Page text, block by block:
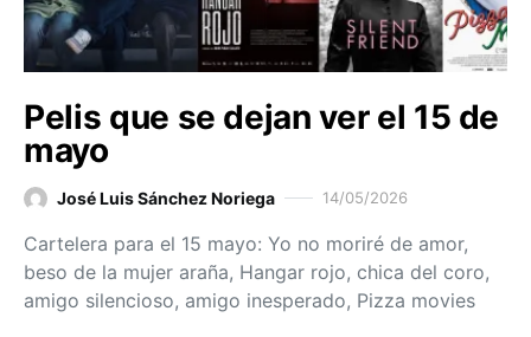
Pelis que se dejan ver el 15 de
mayo
José Luis Sánchez Noriega 14/05/2026
Cartelera para el 15 mayo: Yo no moriré de amor,
beso de la mujer araña, Hangar rojo, chica del coro,
amigo silencioso, amigo inesperado, Pizza movies